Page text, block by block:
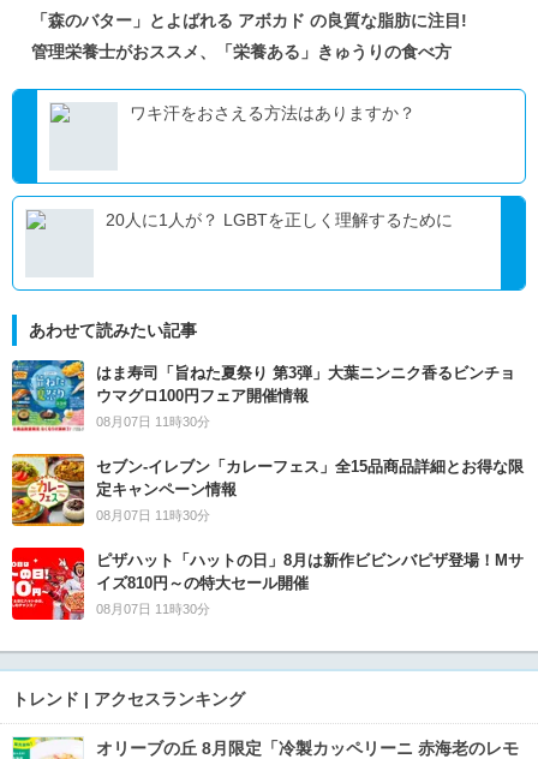
「森のバター」とよばれる アボカド の良質な脂肪に注目!
管理栄養士がおススメ、「栄養ある」きゅうりの食べ方
ワキ汗をおさえる方法はありますか？
20人に1人が？ LGBTを正しく理解するために
あわせて読みたい記事
はま寿司「旨ねた夏祭り 第3弾」大葉ニンニク香るビンチョ
ウマグロ100円フェア開催情報
08月07日 11時30分
セブン‐イレブン「カレーフェス」全15品商品詳細とお得な限
定キャンペーン情報
08月07日 11時30分
ピザハット「ハットの日」8月は新作ビビンバピザ登場！Mサ
イズ810円～の特大セール開催
08月07日 11時30分
トレンド | アクセスランキング
オリーブの丘 8月限定「冷製カッペリーニ 赤海老のレモ